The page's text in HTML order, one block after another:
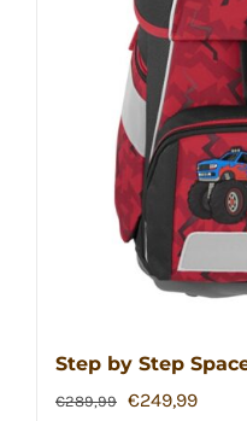
Step by Step
€289,99 Ursprünglicher
€249,99